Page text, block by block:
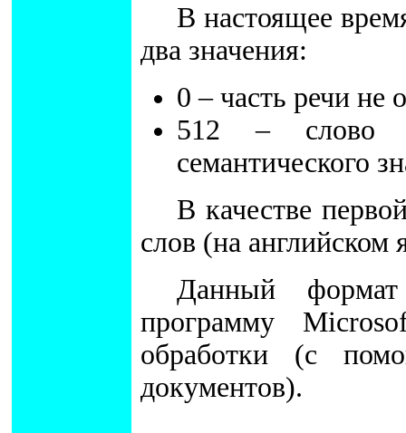
В настоящее
два значения:
0 – часть речи не
512 – слово
семантического
В качестве
слов (на английском
Данный
программу
обработки (с
документов).